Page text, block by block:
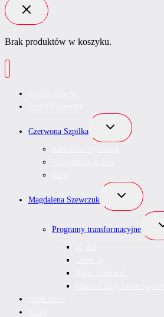
Brak produktów w koszyku.
Czerwona Szpilka
Przełącz
podrzędne
Magdalena Szewczuk
Przełącz
podrzędne
Programy transformacyjne